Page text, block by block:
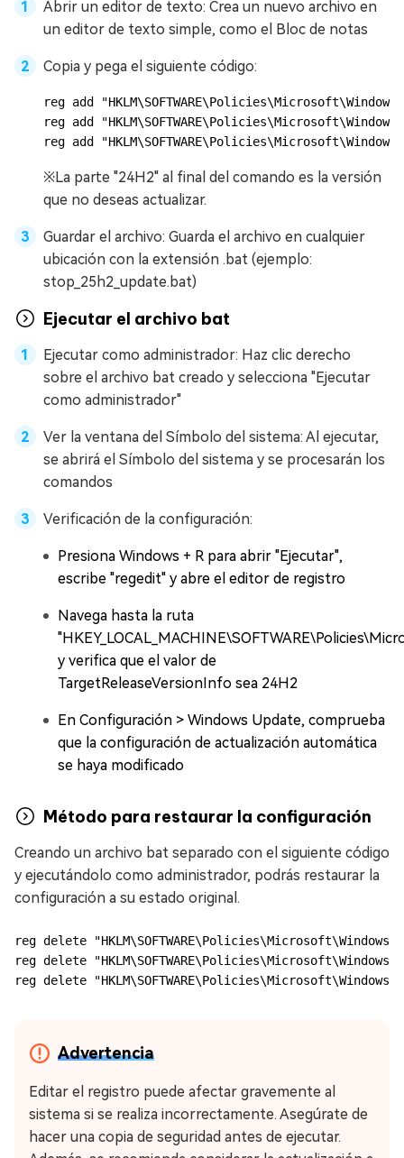
Abrir un editor de texto: Crea un nuevo archivo en
un editor de texto simple, como el Bloc de notas
Copia y pega el siguiente código:
reg add
reg add
reg add
※La parte "24H2" al final del comando es la versión
que no deseas actualizar.
Guardar el archivo: Guarda el archivo en cualquier
ubicación con la extensión .bat (ejemplo:
stop_25h2_update.bat)
Ejecutar el archivo bat
Ejecutar como administrador: Haz clic derecho
sobre el archivo bat creado y selecciona "Ejecutar
como administrador"
Ver la ventana del Símbolo del sistema: Al ejecutar,
se abrirá el Símbolo del sistema y se procesarán los
comandos
Verificación de la configuración:
Presiona Windows + R para abrir "Ejecutar",
escribe "regedit" y abre el editor de registro
Navega hasta la ruta
y verifica que el valor de
TargetReleaseVersionInfo sea 24H2
En Configuración > Windows Update, comprueba
que la configuración de actualización automática
se haya modificado
Método para restaurar la configuración
Creando un archivo bat separado con el siguiente código
y ejecutándolo como administrador, podrás restaurar la
configuración a su estado original.
reg delete
reg delete
reg delete
Advertencia
Editar el registro puede afectar gravemente al
sistema si se realiza incorrectamente. Asegúrate de
hacer una copia de seguridad antes de ejecutar.